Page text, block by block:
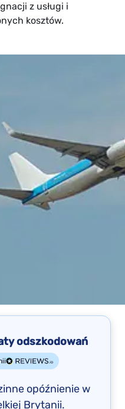
z usługi i
kosztów.
odszkodowań
opóźnienie w
Brytanii.